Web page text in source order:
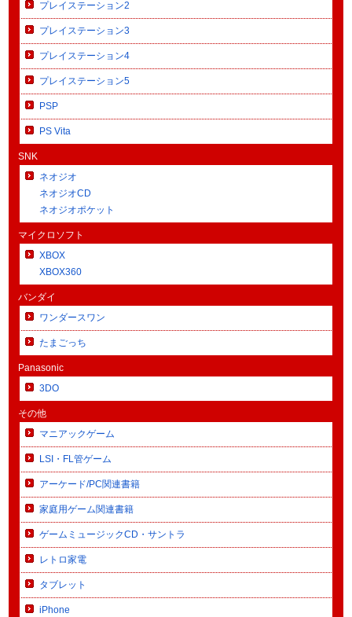
プレイステーション2
プレイステーション3
プレイステーション4
プレイステーション5
PSP
PS Vita
SNK
ネオジオ
ネオジオCD
ネオジオポケット
マイクロソフト
XBOX
XBOX360
バンダイ
ワンダースワン
たまごっち
Panasonic
3DO
その他
マニアックゲーム
LSI・FL管ゲーム
アーケード/PC関連書籍
家庭用ゲーム関連書籍
ゲームミュージックCD・サントラ
レトロ家電
タブレット
iPhone